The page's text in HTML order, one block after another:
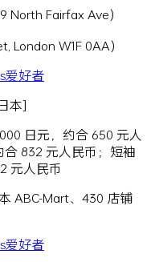
Fairfax Ave）
London W1F 0AA）
本]
日元，约合 650 元人
合 832 元人民币；短袖
元人民币
ABC-Mart、430 店铺